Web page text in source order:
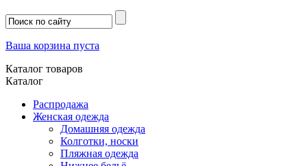
Ваша корзина пуста
Каталог товаров
Каталог
Распродажа
Женская одежда
Домашняя одежда
Колготки, носки
Пляжная одежда